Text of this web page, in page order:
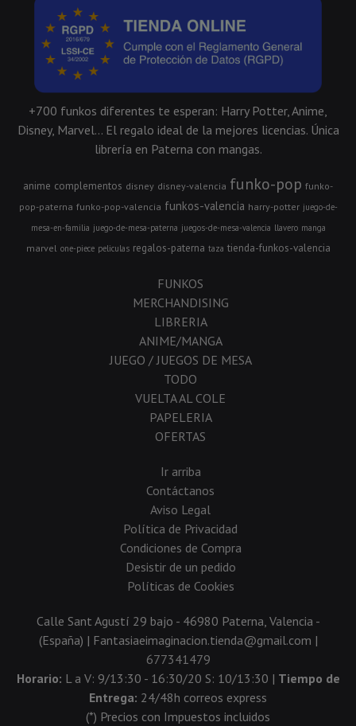
+700 funkos diferentes te esperan: Harry Potter, Anime,
Disney, Marvel... El regalo ideal de la mejores licencias. Única
librería en Paterna con mangas.
anime complementos disney disney-valencia funko-pop funko-
pop-paterna funko-pop-valencia funkos-valencia harry-potter juego-de-
mesa-en-familia juego-de-mesa-paterna juegos-de-mesa-valencia llavero manga
marvel one-piece peliculas regalos-paterna taza tienda-funkos-valencia
FUNKOS
MERCHANDISING
LIBRERIA
ANIME/MANGA
JUEGO / JUEGOS DE MESA
TODO
VUELTA AL COLE
PAPELERIA
OFERTAS
Ir arriba
Contáctanos
Aviso Legal
Política de Privacidad
Condiciones de Compra
Desistir de un pedido
Políticas de Cookies
Calle Sant Agustí 29 bajo - 46980 Paterna, Valencia -
(España) | Fantasiaeimaginacion.tienda@gmail.com |
677341479
Horario: L a V: 9/13:30 - 16:30/20 S: 10/13:30 | Tiempo de
Entrega: 24/48h correos express
(*) Precios con Impuestos incluidos